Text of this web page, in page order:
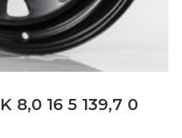
8,0 16 5 139,7 0